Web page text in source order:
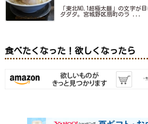
「東北NO.1超極太麺」の文字が
ダダダ。宮城野区扇町のラ ...
食べたくなった！欲しくなったら